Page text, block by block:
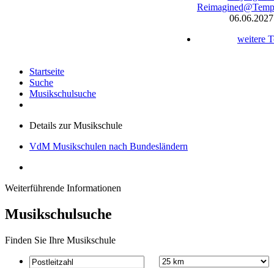
06.06.2027
weitere
Startseite
Suche
Musikschulsuche
Details zur Musikschule
VdM Musikschulen nach Bundesländern
Weiterführende Informationen
Musikschulsuche
Finden Sie Ihre Musikschule